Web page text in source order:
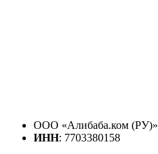
ООО «Алибаба.ком (РУ)»
ИНН: 7703380158